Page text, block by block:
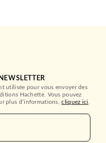
utilisée pour vous envoyer des
Hachette. Vous pouvez
plus d’informations,cliquez ici